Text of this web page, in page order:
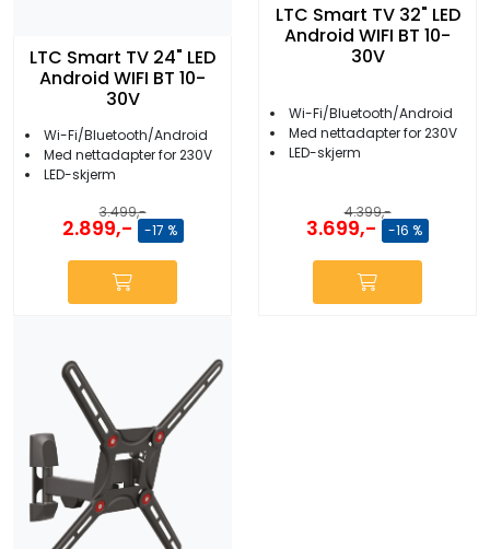
LTC Smart TV 24" LED
Android WIFI BT 10-
30V
Wi-Fi/Bluetooth/Android
Med nettadapter for 230V
LED-skjerm
3.499,-
2.899,- -17 %
LTC Smart TV 32" LED
Android WIFI BT 10-
30V
Wi-Fi/Bluetooth/Android
Med nettadapter for 230V
LED-skjerm
4.399,-
3.699,- -16 %